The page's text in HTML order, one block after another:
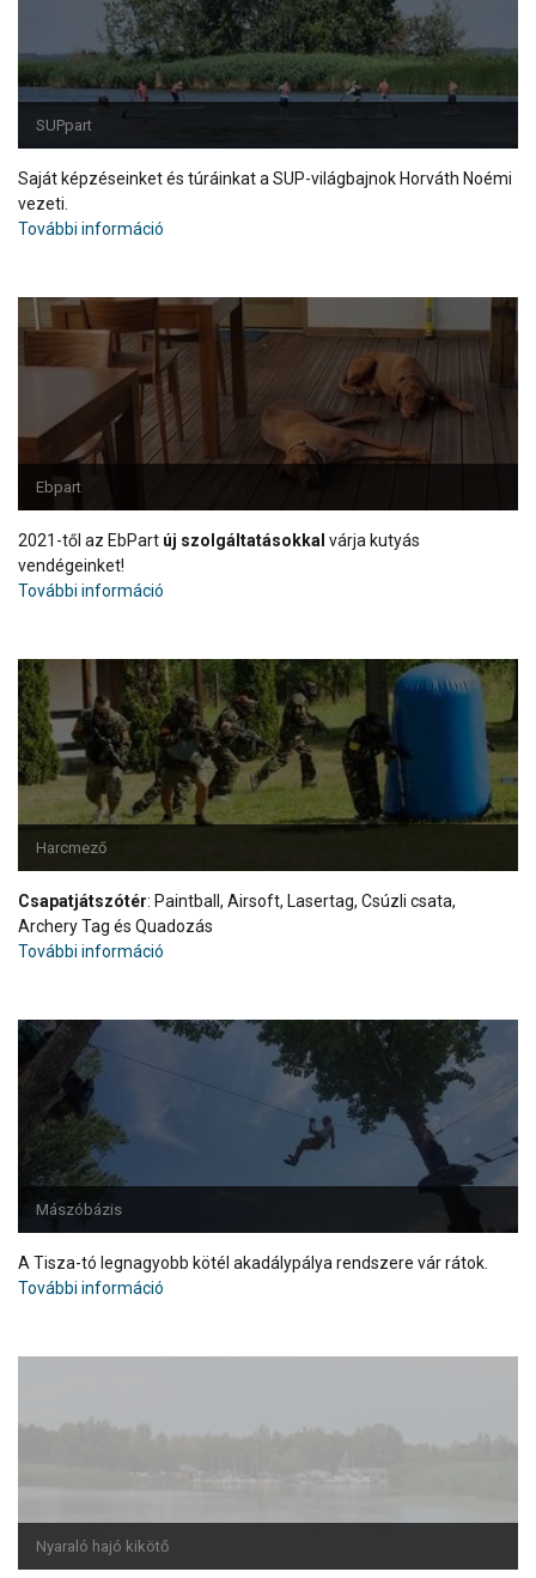
SUPpart
Saját képzéseinket és túráinkat a SUP-világbajnok Horváth Noémi
vezeti.
További információ
Ebpart
2021-től az EbPart új szolgáltatásokkal várja kutyás
vendégeinket!
További információ
Harcmező
Csapatjátszótér: Paintball, Airsoft, Lasertag, Csúzli csata,
Archery Tag és Quadozás
További információ
Mászóbázis
A Tisza-tó legnagyobb kötél akadálypálya rendszere vár rátok.
További információ
Nyaraló hajó kikötő